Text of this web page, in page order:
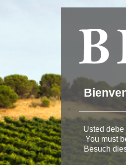
With BLUME you enjoy the
Usted
You must
Besuch